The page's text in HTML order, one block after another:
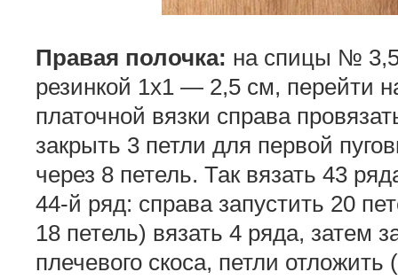
Правая полочка: на спицы № 3,5
резинкой 1х1 — 2,5 см, перейти
платочной вязки справа
закрыть 3 петли для первой
через 8 петель. Так вязать 43
44-й ряд: справа запустить 20
18 петель) вязать 4 ряда, затем
плечевого скоса, петли отложить